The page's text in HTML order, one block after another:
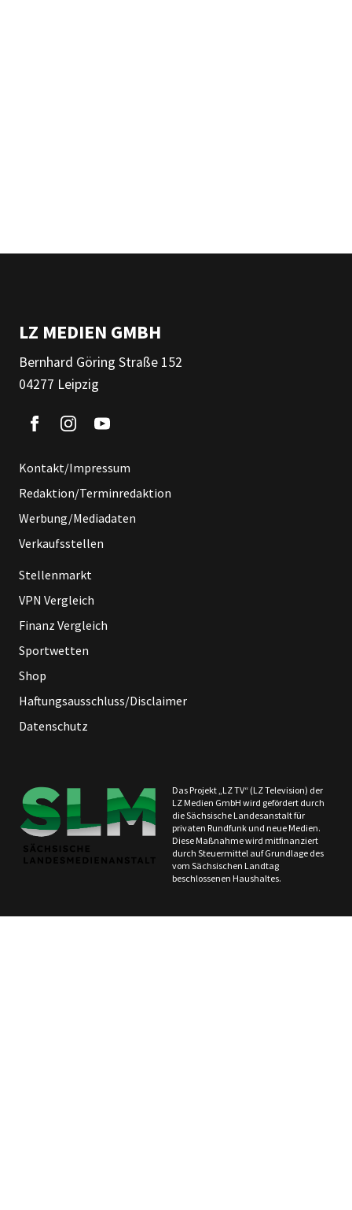
LZ MEDIEN GMBH
Bernhard Göring Straße 152
04277 Leipzig
Kontakt/Impressum
Redaktion/Terminredaktion
Werbung/Mediadaten
Verkaufsstellen
Stellenmarkt
VPN Vergleich
Finanz Vergleich
Sportwetten
Shop
Haftungsausschluss/Disclaimer
Datenschutz
Das Projekt „LZ TV“ (LZ Television) der
LZ Medien GmbH wird gefördert durch
die Sächsische Landesanstalt für
privaten Rundfunk und neue Medien.
Diese Maßnahme wird mitfinanziert
durch Steuermittel auf Grundlage des
vom Sächsischen Landtag
beschlossenen Haushaltes.